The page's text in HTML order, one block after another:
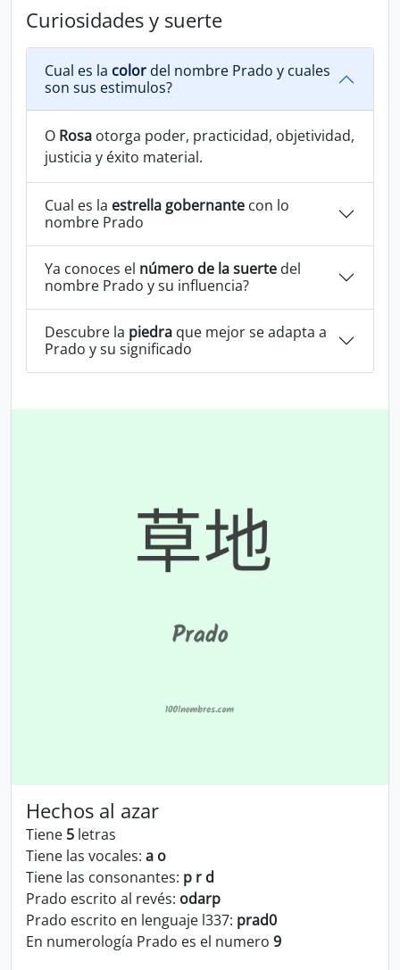
Curiosidades y suerte
Cual es la color del nombre Prado y cuales
son sus estimulos?
O Rosa otorga poder, practicidad, objetividad,
justicia y éxito material.
Cual es la estrella gobernante con lo
nombre Prado
Ya conoces el número de la suerte del
nombre Prado y su influencia?
Descubre la piedra que mejor se adapta a
Prado y su significado
Hechos al azar
Tiene 5 letras
Tiene las vocales: a o
Tiene las consonantes: p r d
Prado escrito al revés: odarp
Prado escrito en lenguaje l337: prad0
En numerología Prado es el numero 9